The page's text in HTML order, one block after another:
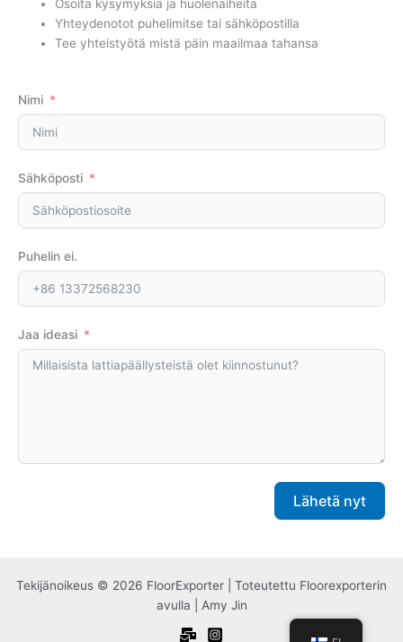
Osoita kysymyksiä ja huolenaiheita
Yhteydenotot puhelimitse tai sähköpostilla
Tee yhteistyötä mistä päin maailmaa tahansa
Nimi
Sähköposti
Puhelin ei.
Jaa ideasi
Lähetä nyt
t
Tekijänoikeus © 2026 FloorExporter | Toteutettu Floorexporterin
avulla | Amy Jin